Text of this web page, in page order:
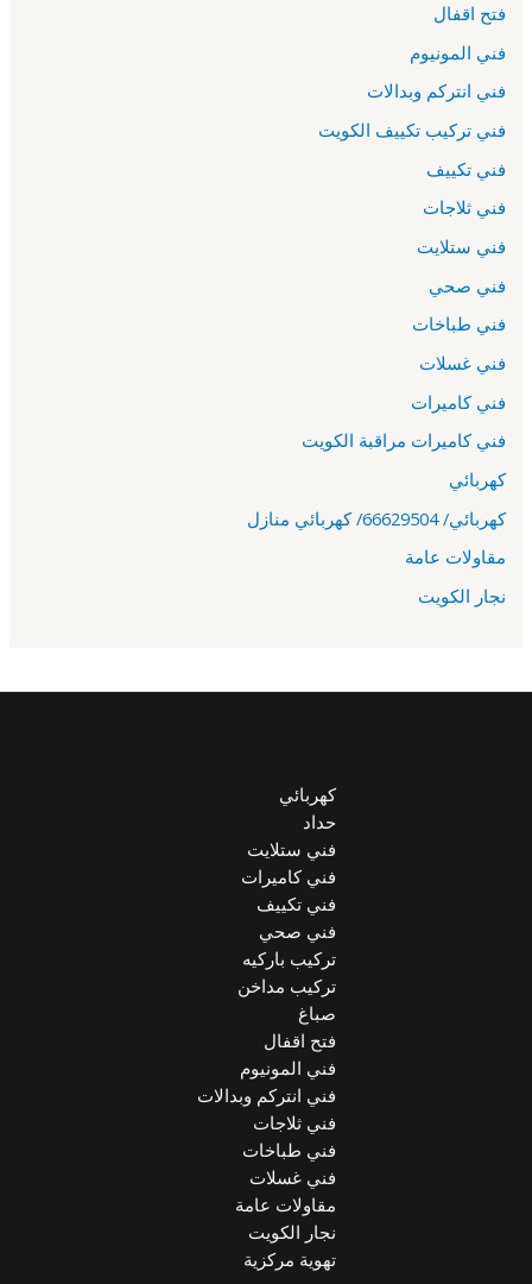
فتح اقفال
فني المونيوم
فني انتركم وبدالات
فني تركيب تكييف الكويت
فني تكييف
فني ثلاجات
فني ستلايت
فني صحي
فني طباخات
فني غسلات
فني كاميرات
فني كاميرات مراقبة الكويت
كهربائي
كهربائي/ 66629504/ كهربائي منازل
مقاولات عامة
نجار الكويت
كهربائي
حداد
فني ستلايت
فني كاميرات
فني تكييف
فني صحي
تركيب باركيه
تركيب مداخن
صباغ
فتح اقفال
فني المونيوم
فني انتركم وبدالات
فني ثلاجات
فني طباخات
فني غسلات
مقاولات عامة
نجار الكويت
تهوية مركزية